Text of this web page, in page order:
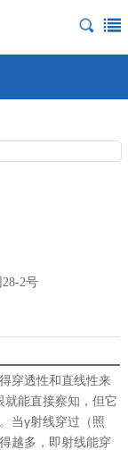
2号
穿透性和直线性来
就能直接察知，但它
当γ射线穿过（照
越多，即射线能穿